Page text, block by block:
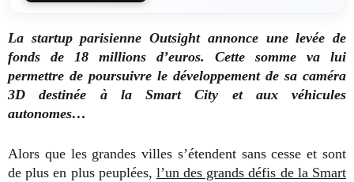
La startup parisienne Outsight annonce une levée de
fonds de 18 millions d’euros. Cette somme va lui
permettre de poursuivre le développement de sa caméra
3D destinée à la Smart City et aux véhicules
autonomes…
Alors que les grandes villes s’étendent sans cesse et sont
de plus en plus peuplées, l’un des grands défis de la Smart